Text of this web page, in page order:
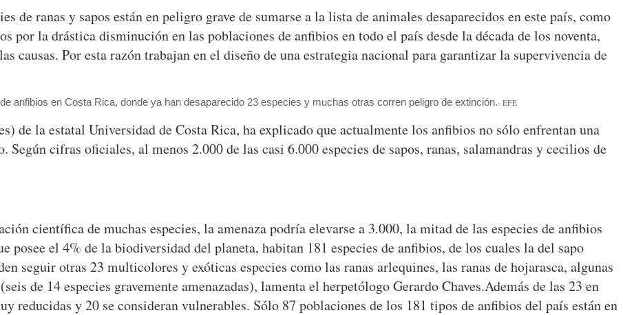
de ranas y sapos están en peligro grave de sumarse a la lista de animales desaparecidos en este país, como
por la drástica disminución en las poblaciones de anfibios en todo el país desde la década de los noventa,
causas. Por esta razón trabajan en el diseño de una estrategia nacional para garantizar la supervivencia de
anfibios en Costa Rica, donde ya han desaparecido 23 especies y muchas otras corren peligro de extinción.- EFE
de la estatal Universidad de Costa Rica, ha explicado que actualmente los anfibios no sólo enfrentan una
cifras oficiales, al menos 2.000 de las casi 6.000 especies de sapos, ranas, salamandras y cecilios de
científica de muchas especies, la amenaza podría elevarse a 3.000, la mitad de las especies de anfibios
posee el 4% de la biodiversidad del planeta, habitan 181 especies de anfibios, de los cuales la del sapo
seguir otras 23 multicolores y exóticas especies como las ranas arlequines, las ranas de hojarasca, algunas
de 14 especies gravemente amenazadas), lamenta el herpetólogo Gerardo Chaves.Además de las 23 en
reducidas y 20 se consideran vulnerables. Sólo 87 poblaciones de los 181 tipos de anfibios del país están en